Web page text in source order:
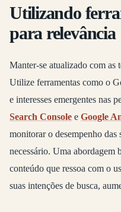
Utilizando
para relevância
Manter-se atualizado com as
Utilize ferramentas como o
e interesses emergentes nas
Search Console e Google
monitorar o desempenho das
necessário. Uma abordagem
conteúdo que ressoa com o
suas intenções de busca,